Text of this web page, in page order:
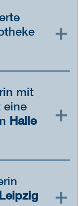
mit
eine
Halle